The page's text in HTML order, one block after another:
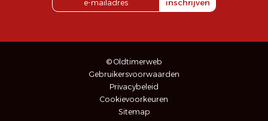
inschrijven
© Oldtimerweb
Gebruikersvoorwaarden
Privacybeleid
Cookievoorkeuren
Sitemap